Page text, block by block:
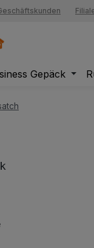
springen
Gepäck